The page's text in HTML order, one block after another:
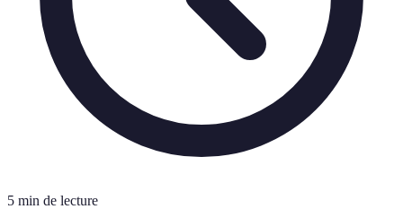
5 min de lecture